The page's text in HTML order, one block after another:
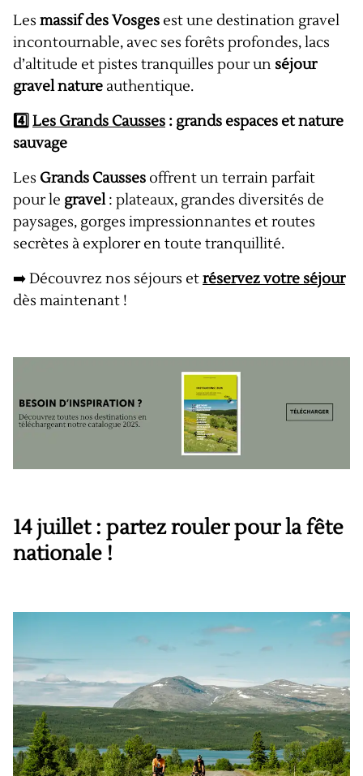
Les massif des Vosges est une destination gravel
incontournable, avec ses forêts profondes, lacs
d’altitude et pistes tranquilles pour un séjour
gravel nature authentique.
4️⃣ Les Grands Causses : grands espaces et nature
sauvage
Les Grands Causses offrent un terrain parfait
pour le gravel: plateaux, grandes diversités de
paysages, gorges impressionnantes et routes
secrètes à explorer en toute tranquillité.
➡️ Découvrez nos séjours etréservez votre séjour
dès maintenant !
14 juillet : partez rouler pour la fête
nationale !